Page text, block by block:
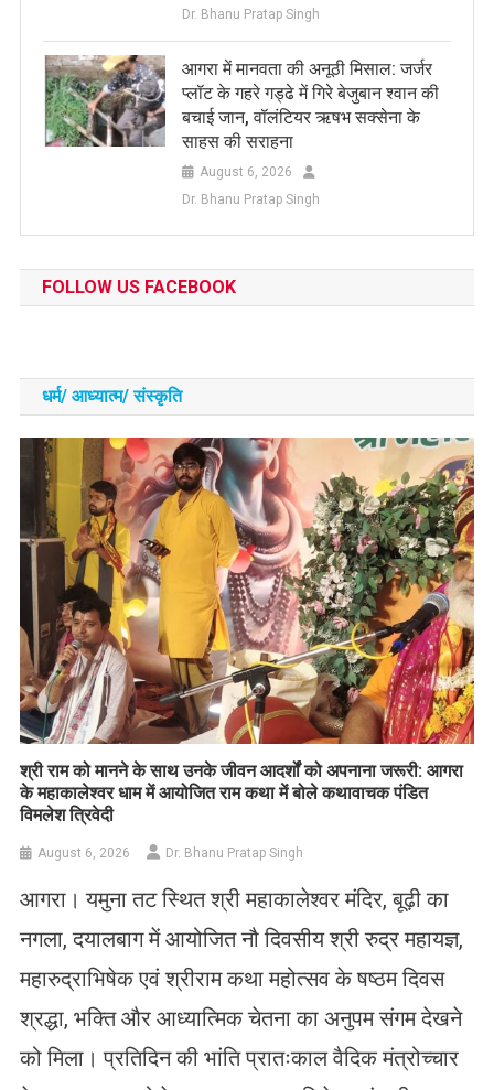
Dr. Bhanu Pratap Singh
आगरा में मानवता की अनूठी मिसाल: जर्जर
प्लॉट के गहरे गड्ढे में गिरे बेजुबान श्वान की
बचाई जान, वॉलंटियर ऋषभ सक्सेना के
साहस की सराहना
August 6, 2026
Dr. Bhanu Pratap Singh
FOLLOW US FACEBOOK
धर्म/ आध्‍यात्‍म/ संस्‍कृति
​श्री राम को मानने के साथ उनके जीवन आदर्शों को अपनाना जरूरी: आगरा
के महाकालेश्वर धाम में आयोजित राम कथा में बोले कथावाचक पंडित
विमलेश त्रिवेदी
August 6, 2026 Dr. Bhanu Pratap Singh
आगरा। यमुना तट स्थित श्री महाकालेश्वर मंदिर, बूढ़ी का
नगला, दयालबाग में आयोजित नौ दिवसीय श्री रुद्र महायज्ञ,
महारुद्राभिषेक एवं श्रीराम कथा महोत्सव के षष्ठम दिवस
श्रद्धा, भक्ति और आध्यात्मिक चेतना का अनुपम संगम देखने
को मिला। प्रतिदिन की भांति प्रातःकाल वैदिक मंत्रोच्चार